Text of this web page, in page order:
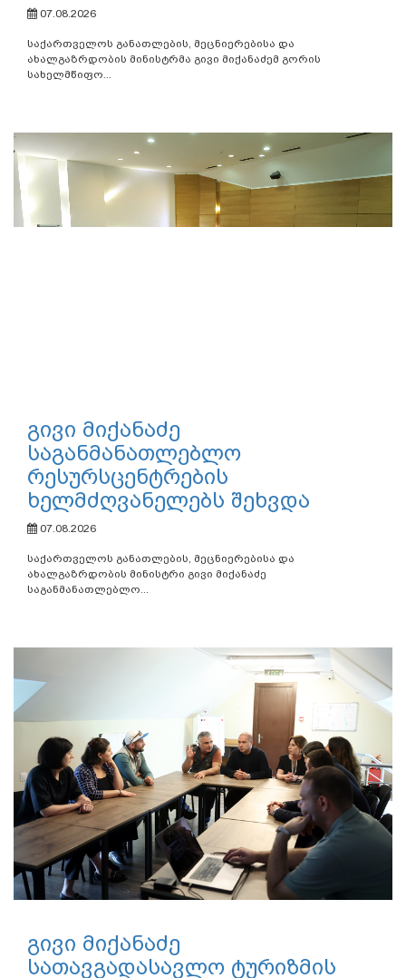
07.08.2026
საქართველოს განათლების, მეცნიერებისა და
ახალგაზრდობის მინისტრმა გივი მიქანაძემ გორის
სახელმწიფო...
გივი მიქანაძე
საგანმანათლებლო
რესურსცენტრების
ხელმძღვანელებს შეხვდა
07.08.2026
საქართველოს განათლების, მეცნიერებისა და
ახალგაზრდობის მინისტრი გივი მიქანაძე
საგანმანათლებლო...
გივი მიქანაძე
სათავგადასავლო ტურიზმის